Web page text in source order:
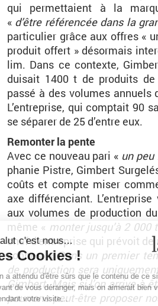
qui per­met­taient à la
« d’être ré­fé­ren­cée dans la
par­ti­cu­lier grâce aux offres «
pro­duit of­fert » dé­sor­mais
lim. Dans ce contexte,
dui­sait 1400 t de pro­duits
passé à des vo­lumes an­nuels
L’en­tre­prise, qui comp­tait 90
se sé­pa­rer de 25 d’entre eux.
Re­mon­ter la pente
Avec ce nou­veau pari « un peu
pha­nie Pistre, Gim­bert
coûts et compte miser
axe dif­fé­ren­ciant.
aux vo­lumes de pro­duc­tion
même « mon­ter jus­qu’à 2 000
chef d’en­tre­prise qui pré­voit
sonnes. « Dans un pre­mier
de pro­duc­tion sera
Gim­bert. Mais si l’on ar­rive à
pour­rons peut-être pro­po­ser